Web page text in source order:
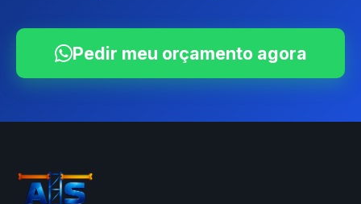
Pedir meu orçamento agora